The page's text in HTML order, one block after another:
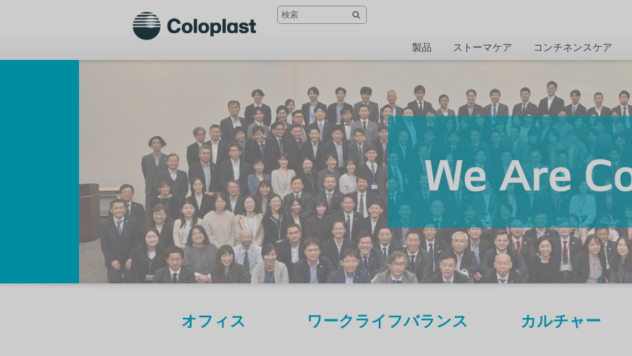
製品 ストーマケア コンチネンスケア
オフィス ワークライフバランス カルチャー